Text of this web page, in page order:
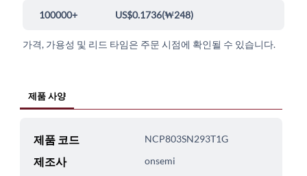
100000+ US$0.1736(₩248)
가격, 가용성 및 리드 타임은 주문 시점에 확인될 수 있습니다.
제품 사양
제품 코드 NCP803SN293T1G
제조사 onsemi